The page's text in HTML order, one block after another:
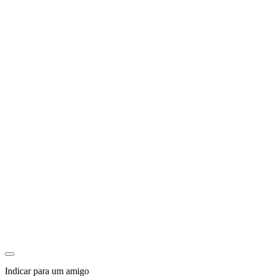
Indicar para um amigo